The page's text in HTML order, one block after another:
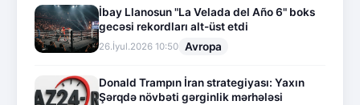
İbay Llanosun "La Velada del Año 6" boks
gecəsi rekordları alt-üst etdi
26.İyul.2026 10:50 Avropa
Donald Trampın İran strategiyası: Yaxın
Şərqdə növbəti gərginlik mərhələsi